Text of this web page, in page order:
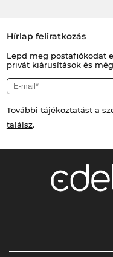
Hírlap feliratkozás
Lepd meg postafiókodat
privát kiárusítások és
További tájékoztatást a
találsz.